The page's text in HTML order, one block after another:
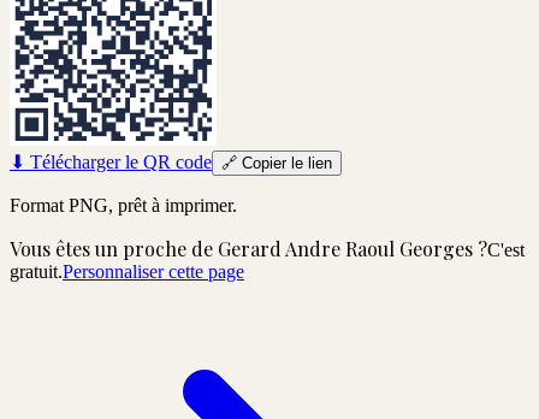
⬇ Télécharger le QR code 🔗 Copier le lien
Format PNG, prêt à imprimer.
Vous êtes un proche de Gerard Andre Raoul Georges ?C'est
gratuit.Personnaliser cette page